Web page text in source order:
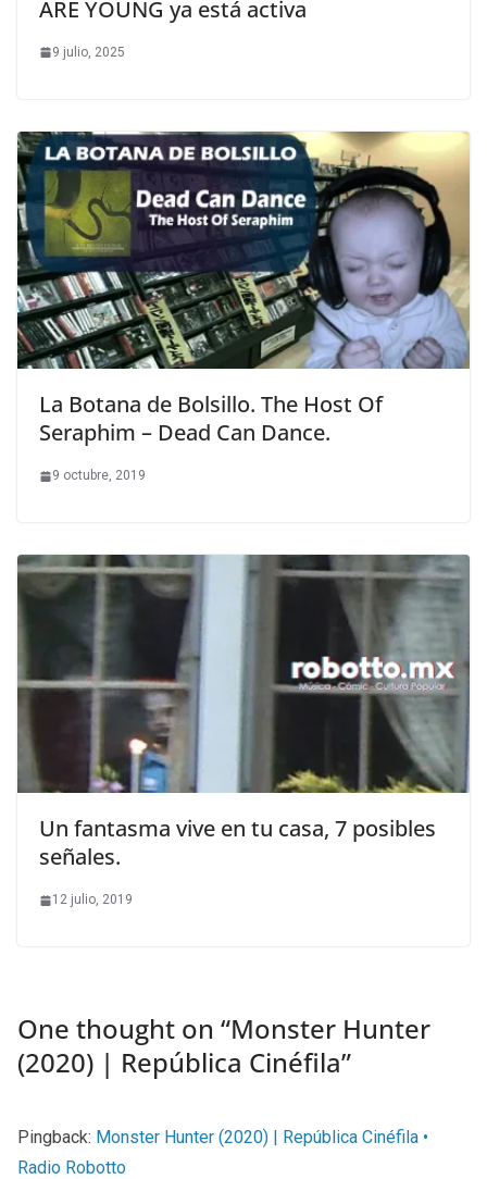
ARE YOUNG ya está activa
9 julio, 2025
La Botana de Bolsillo. The Host Of
Seraphim – Dead Can Dance.
9 octubre, 2019
Un fantasma vive en tu casa, 7 posibles
señales.
12 julio, 2019
One thought on “Monster Hunter
(2020) | República Cinéfila”
Pingback: Monster Hunter (2020) | República Cinéfila •
Radio Robotto